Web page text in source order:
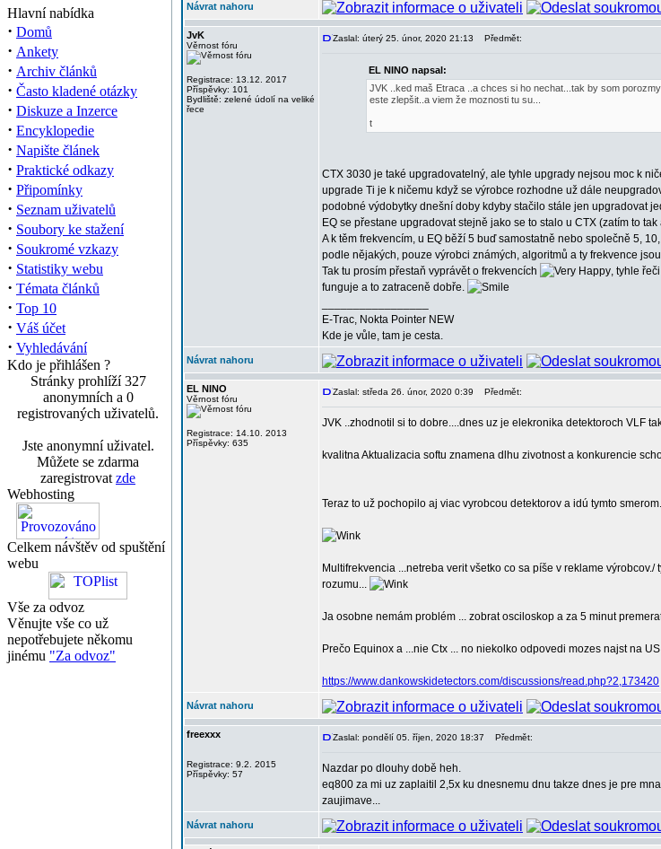
Hlavní nabídka
· Domů
· Ankety
· Archiv článků
· Často kladené otázky
· Diskuze a Inzerce
· Encyklopedie
· Napište článek
· Praktické odkazy
· Připomínky
· Seznam uživatelů
· Soubory ke stažení
· Soukromé vzkazy
· Statistiky webu
· Témata článků
· Top 10
· Váš účet
· Vyhledávání
Kdo je přihlášen ?
Stránky prohlíží 327
anonymních a 0
registrovaných uživatelů.
Jste anonymní uživatel.
Můžete se zdarma
zaregistrovat zde
Webhosting
Celkem návštěv od spuštění
webu
Vše za odvoz
Věnujte vše co už
nepotřebujete někomu
jinému "Za odvoz"
Návrat nahoru
JvK
Věrnost fóru
Registrace: 13.12. 2017
Příspěvky: 101
Bydliště: zelené údolí na veliké
řece
Zaslal: úterý 25. únor, 2020 21:13 Předmět:
EL NINO napsal:
JVK ..ked maš Etraca ..a chces si ho nechat...tak by som
este zlepšit..a viem že moznosti tu su...
t
CTX 3030 je také upgradovatelný, ale tyhle upgrady nejsou moc k
upgrade Ti je k ničemu když se výrobce rozhodne už dále
podobné výdobytky dnešní doby kdyby stačilo stále jen upgradovat
EQ se přestane upgradovat stejně jako se to stalo u CTX (zatím to
A k těm frekvencím, u EQ běží 5 buď samostatně nebo společně 5,
podle nějakých, pouze výrobci známých, algoritmů a ty frekvence
Tak tu prosím přestaň vyprávět o frekvencích
, tyhle
funguje a to zatraceně dobře.
E-Trac, Nokta Pointer NEW
Kde je vůle, tam je cesta.
Návrat nahoru
EL NINO
Věrnost fóru
Registrace: 14.10. 2013
Příspěvky: 635
Zaslal: středa 26. únor, 2020 0:39 Předmět:
JVK ..zhodnotil si to dobre....dnes uz je elekronika detektoroch VLF
kvalitna Aktualizacia softu znamena dlhu zivotnost a konkurencie
Teraz to už pochopilo aj viac vyrobcou detektorov a idú tymto
Multifrekvencia ...netreba verit všetko co sa píše v reklame
rozumu...
Ja osobne nemám problém ... zobrat osciloskop a za 5 minut
Prečo Equinox a ...nie Ctx ... no niekolko odpovedi mozes najst na
https://www.dankowskidetectors.com/discussions/read.php?2,173420
Návrat nahoru
freexxx
Registrace: 9.2. 2015
Příspěvky: 57
Zaslal: pondělí 05. říjen, 2020 18:37 Předmět:
Nazdar po dlouhy době heh.
eq800 za mi uz zaplaitil 2,5x ku dnesnemu dnu takze dnes je pre
zaujimave...
Návrat nahoru